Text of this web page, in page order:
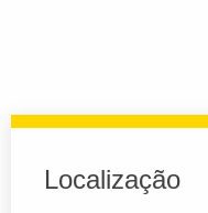
Localização